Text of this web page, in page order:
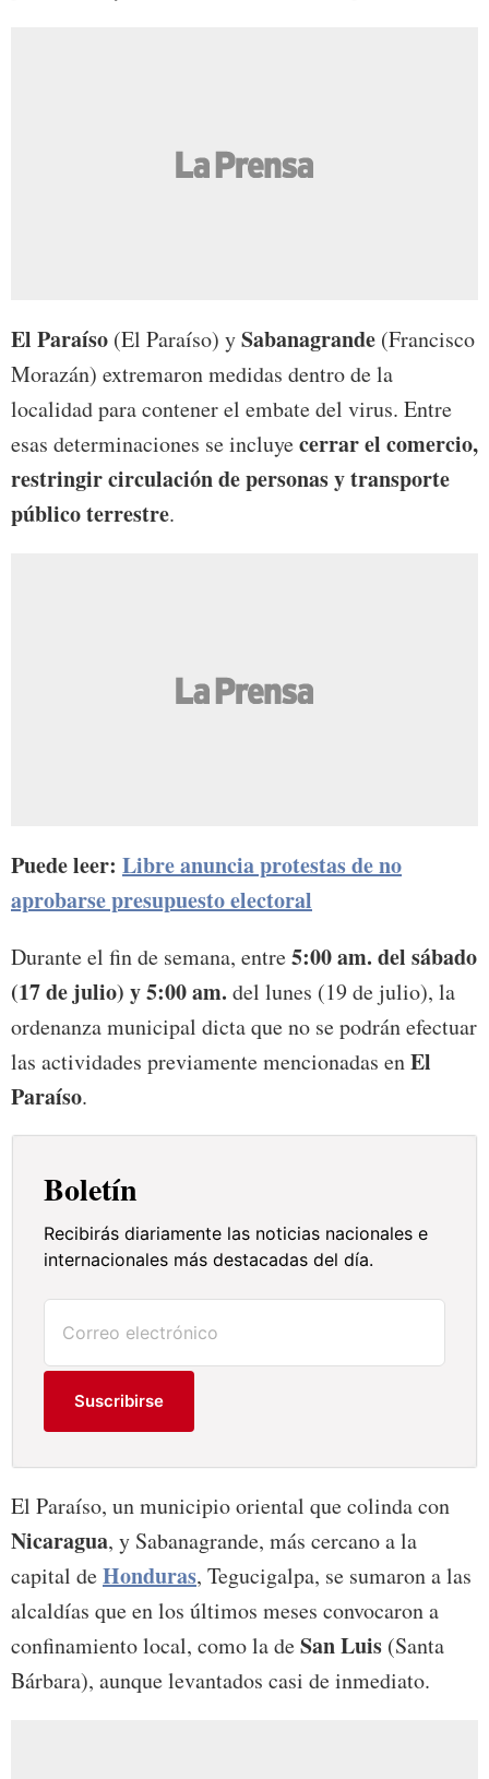
El Paraíso (El Paraíso) ySabanagrande (Francisco
Morazán) extremaron medidas dentro de la
localidad para contener el embate del virus. Entre
esas determinaciones se incluyecerrar el comercio,
restringir circulación de personas y transporte
público terrestre.
Puede leer: Libre anuncia protestas de no
aprobarse presupuesto electoral
Durante el fin de semana, entre5:00 am. del sábado
(17 de julio) y 5:00 am. del lunes (19 de julio), la
ordenanza municipal dicta que no se podrán efectuar
las actividades previamente mencionadas enEl
Paraíso.
Boletín
Recibirás diariamente las noticias nacionales e
internacionales más destacadas del día.
Suscribirse
El Paraíso, un municipio oriental que colinda con
Nicaragua, y Sabanagrande, más cercano a la
capital deHonduras, Tegucigalpa, se sumaron a las
alcaldías que en los últimos meses convocaron a
confinamiento local, como la deSan Luis (Santa
Bárbara), aunque levantados casi de inmediato.